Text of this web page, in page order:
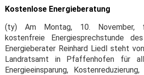
Kostenlose Energieberatung
(ty) Am Montag, 10. November,
kostenfreie Energiesprechstunde
Energieberater Reinhard Liedl steht
Landratsamt in Pfaffenhofen für
Energieeinsparung,